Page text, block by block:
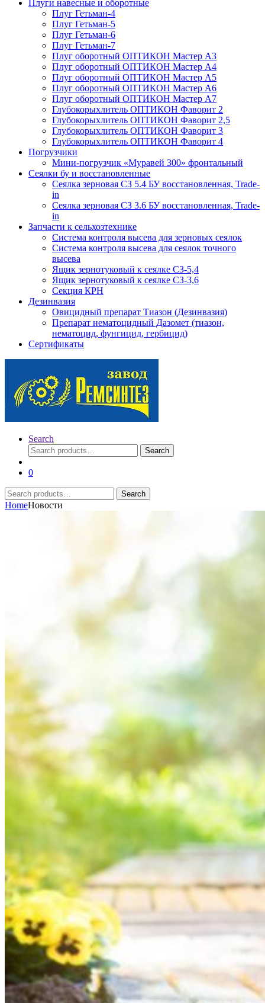
Плуги навесные и оборотные
Плуг Гетьман-4
Плуг Гетьман-5
Плуг Гетьман-6
Плуг Гетьман-7
Плуг оборотный ОПТИКОН Мастер А3
Плуг оборотный ОПТИКОН Мастер А4
Плуг оборотный ОПТИКОН Мастер А5
Плуг оборотный ОПТИКОН Мастер А6
Плуг оборотный ОПТИКОН Мастер А7
Глубокорыхлитель ОПТИКОН Фаворит 2
Глубокорыхлитель ОПТИКОН Фаворит 2,5
Глубокорыхлитель ОПТИКОН Фаворит 3
Глубокорыхлитель ОПТИКОН Фаворит 4
Погрузчики
Мини-погрузчик «Муравей 300» фронтальный
Сеялки бу и восстановленные
Сеялка зерновая СЗ 5.4 БУ восстановленная, Trade-
in
Сеялка зерновая СЗ 3.6 БУ восстановленная, Trade-
in
Запчасти к сельхозтехнике
Система контроля высева для зерновых сеялок
Система контроля высева для сеялок точного
высева
Ящик зернотуковый к сеялке СЗ-5,4
Ящик зернотуковый к сеялке СЗ-3,6
Секция КРН
Дезинвазия
Овицидный препарат Тиазон (Дезинвазия)
Препарат нематоцидный Дазомет (тиазон,
нематоцид, фунгицид, гербицид)
Сертификаты
Search
Search
for:
Search
0
Search
for:
Search
HomeНовости